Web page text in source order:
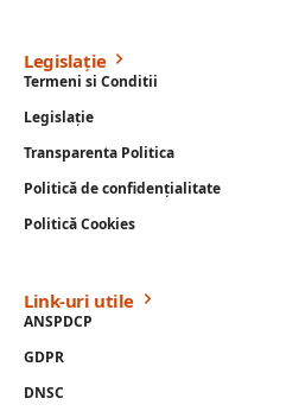
Legislație
Termeni si Conditii
Legislație
Transparenta Politica
Politică de confidențialitate
Politică Cookies
Link-uri utile
ANSPDCP
GDPR
DNSC